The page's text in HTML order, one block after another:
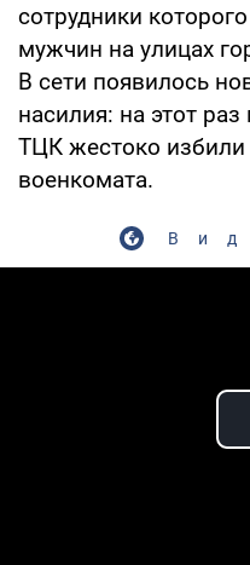
сотрудники
мужчин на улицах
В сети появилось
насилия: на этот
ТЦК жестоко избили
военкомата.